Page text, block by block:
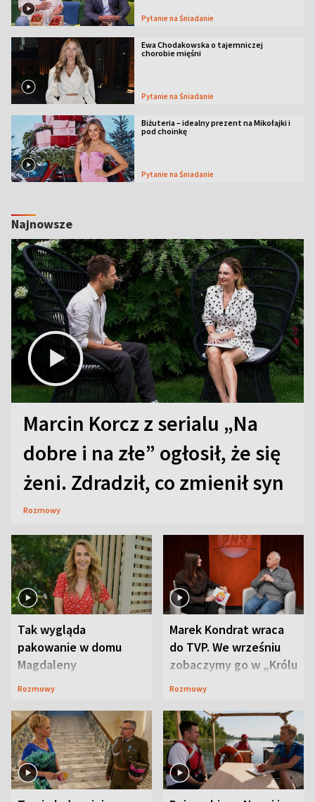
Pytanie na Śniadanie
Ewa Chodakowska o tajemniczej
chorobie mięśni
Pytanie na Śniadanie
Biżuteria – idealny prezent na Mikołajki i
pod choinkę
Pytanie na Śniadanie
Najnowsze
Marcin Korcz z serialu „Na
dobre i na złe” ogłosił, że się
żeni. Zdradził, co zmienił syn
Rozmowy
Tak wygląda
pakowanie w domu
Magdaleny
Waligórskiej-Lisieckiej.
Rozmowy
Marek Kondrat wraca
do TVP. We wrześniu
zobaczymy go w „Królu
Maciusiu I”
Rozmowy